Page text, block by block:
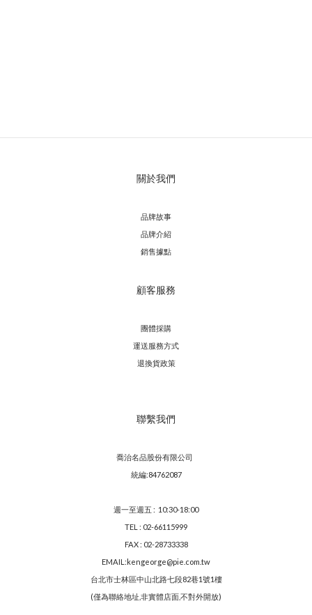
關於我們
品牌故事
品牌介紹
銷售據點
顧客服務
團體採購
運送服務方式
退換貨政策
聯繫我們
喬治名品股份有限公司
統編:84762087
週一至週五 : 10:30-18:00
TEL : 02-66115999
FAX : 02-28733338
EMAIL:kengeorge@pie.com.tw
台北市士林區中山北路七段82巷1號1樓
(僅為聯絡地址,非實體店面,不對外開放)